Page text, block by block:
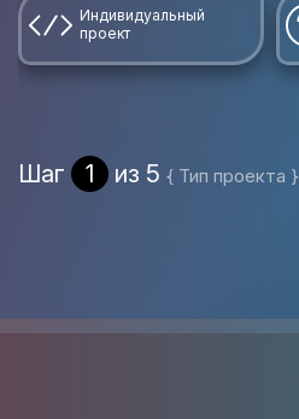
Индивидуальный
проект
Шаг 1 из 5 { Тип проекта }